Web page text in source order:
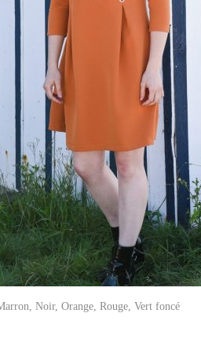
Noir, Orange, Rouge, Vert foncé